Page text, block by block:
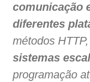
comunicação
diferentes
métodos
sistemas
programação